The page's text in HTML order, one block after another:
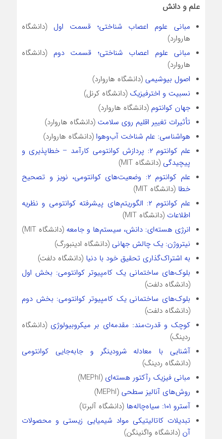
علم و دانش
مبانی علوم اعصاب شناختی؛ قسمت اول (دانشگاه
هاروارد)
مبانی علوم اعصاب شناختی؛ قسمت دوم (دانشگاه
هاروارد)
اصول بیوشیمی (دانشگاه هاروارد)
نسبیت و اخترفیزیک (دانشگاه کرنل)
جهان کوانتوم (دانشگاه هاروارد)
تأثیرات تغییر اقلیم روی سلامت (دانشگاه هاروارد)
هواشناسی: علم شناخت آب‌و‌هوا (دانشگاه هاروارد)
علم کوانتوم ۲: پردازش کوانتومی کارآمد – خطاپذیری و
پیچیدگی (دانشگاه MIT)
علم کوانتوم ۲: وضعیت‌های کوانتومی، نویز و تصحیح
خطا (دانشگاه MIT)
علم کوانتوم ۲: الگوریتم‌های پیشرفته کوانتومی و نظریه
اطلاعات (دانشگاه MIT)
انرژی هسته‌ای: دانش، سیستم‌ها و جامعه (دانشگاه MIT)
نیتروژن: یک چالش جهانی (دانشگاه ادینبورگ)
به اشتراک‌گذاری تحقیق خود با دنیا (دانشگاه دلفت)
بلوک‌های ساختمانی یک کامپیوتر کوانتومی: بخش اول
(دانشگاه دلفت)
بلوک‌های ساختمانی یک کامپیوتر کوانتومی: بخش دوم
(دانشگاه دلفت)
کوچک و قدرت‌‌مند: مقدمه‌ای بر میکروبیولوژی (دانشگاه
ردینگ)
آشنایی با معادله شرودینگر و جابه‌جایی کوانتومی
(دانشگاه ردینگ)
مبانی فیزیک رآکتور هسته‌ای (MEPhI)
روش‌های آنالیز سطحی (MEPhI)
آسترو ۱۰۱: سیاه‌چاله‌ها
(دانشگاه آلبرتا)
تبدیلات کاتالیتیکی مواد شیمیایی زیستی و محصولات
آن (دانشگاه واگنینگن)